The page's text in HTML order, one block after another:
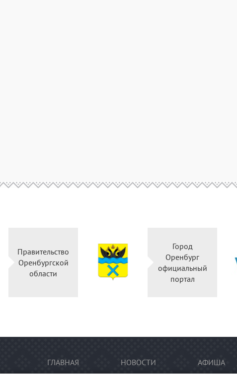
Правительство
Оренбургской
области
Город
Оренбург
официальный
портал
ГЛАВНАЯ НОВОСТИ АФИША